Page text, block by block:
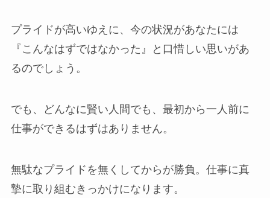
プライドが高いゆえに、今の状況があなたには
『こんなはずではなかった』と口惜しい思いがあ
るのでしょう。
でも、どんなに賢い人間でも、最初から一人前に
仕事ができるはずはありません。
無駄なプライドを無くしてからが勝負。仕事に真
摯に取り組むきっかけになります。